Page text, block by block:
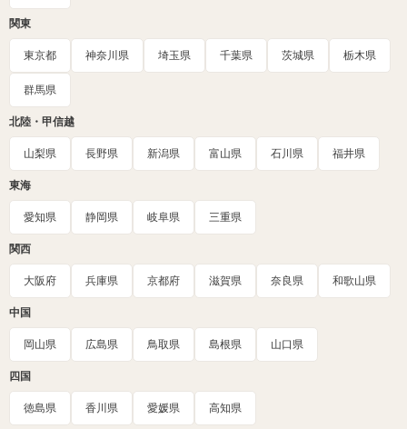
関東
東京都 神奈川県 埼玉県 千葉県 茨城県 栃木県
群馬県
北陸・甲信越
山梨県 長野県 新潟県 富山県 石川県 福井県
東海
愛知県 静岡県 岐阜県 三重県
関西
大阪府 兵庫県 京都府 滋賀県 奈良県 和歌山県
中国
岡山県 広島県 鳥取県 島根県 山口県
四国
徳島県 香川県 愛媛県 高知県